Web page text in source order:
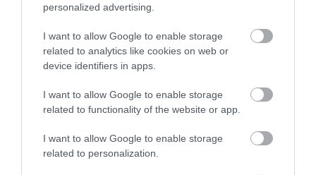
personalized advertising.
I want to allow Google to enable storage
related to analytics like cookies on web or
device identifiers in apps.
I want to allow Google to enable storage
related to functionality of the website or app.
I want to allow Google to enable storage
related to personalization.
Kiss Zsuzsanna
2010. Április 19.
Nagyon hangulatos terasz, és
igényes kialakítású tágas
belső tere van. A kiszolgálás
udvarias, gyors, figyelmes, de
nem zavaró. Kétszemélyes
grill-tálat ettünk, amin halak,
szárnyas és disznó hús is volt,